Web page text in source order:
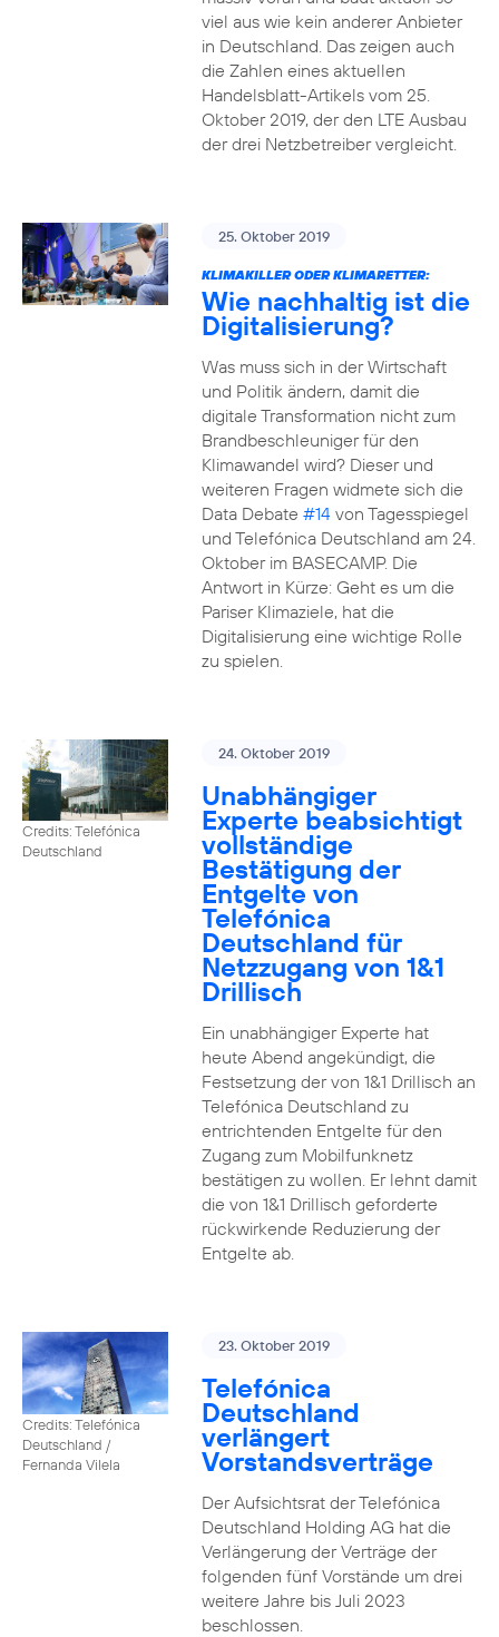
viel aus wie kein anderer Anbieter
in Deutschland. Das zeigen auch
die Zahlen eines aktuellen
Handelsblatt-Artikels vom 25.
Oktober 2019, der den LTE Ausbau
der drei Netzbetreiber vergleicht.
25. Oktober 2019
KLIMAKILLER ODER KLIMARETTER:
Wie nachhaltig ist die
Digitalisierung?
Was muss sich in der Wirtschaft
und Politik ändern, damit die
digitale Transformation nicht zum
Brandbeschleuniger für den
Klimawandel wird? Dieser und
weiteren Fragen widmete sich die
Data Debate #14von Tagesspiegel
und Telefónica Deutschland am 24.
Oktober im BASECAMP. Die
Antwort in Kürze: Geht es um die
Pariser Klimaziele, hat die
Digitalisierung eine wichtige Rolle
zu spielen.
Credits: Telefónica
Deutschland
24. Oktober 2019
Unabhängiger
Experte beabsichtigt
vollständige
Bestätigung der
Entgelte von
Telefónica
Deutschland für
Netzzugang von 1&1
Drillisch
Ein unabhängiger Experte hat
heute Abend angekündigt, die
Festsetzung der von 1&1 Drillisch an
Telefónica Deutschland zu
entrichtenden Entgelte für den
Zugang zum Mobilfunknetz
bestätigen zu wollen. Er lehnt damit
die von 1&1 Drillisch geforderte
rückwirkende Reduzierung der
Entgelte ab.
Credits: Telefónica
Deutschland /
Fernanda Vilela
23. Oktober 2019
Telefónica
Deutschland
verlängert
Vorstandsverträge
Der Aufsichtsrat der Telefónica
Deutschland Holding AG hat die
Verlängerung der Verträge der
folgenden fünf Vorstände um drei
weitere Jahre bis Juli 2023
beschlossen.